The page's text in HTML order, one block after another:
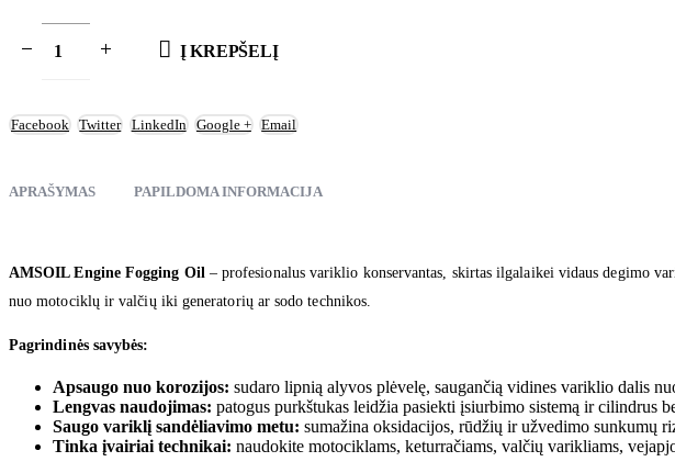
Į KREPŠELĮ
Facebook Twitter LinkedIn Google + Email
APRAŠYMAS PAPILDOMA INFORMACIJA
AMSOIL Engine Fogging Oil – profesionalus variklio konservantas, skirtas ilgalaikei vidaus degimo
nuo motociklų ir valčių iki generatorių ar sodo technikos.
Pagrindinės savybės:
Apsaugo nuo korozijos: sudaro lipnią alyvos plėvelę, saugančią vidines variklio dalis
Lengvas naudojimas: patogus purkštukas leidžia pasiekti įsiurbimo sistemą ir cilindrus
Saugo variklį sandėliavimo metu: sumažina oksidacijos, rūdžių ir užvedimo sunkumų
Tinka įvairiai technikai: naudokite motociklams, keturračiams, valčių varikliams,